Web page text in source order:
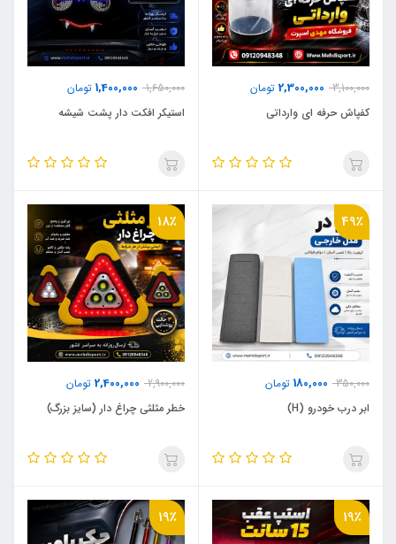
3,100,000
2,300,000 تومان
کفپاش حرفه ای وارداتی
1,650,000
1,400,000 تومان
استیکر افکت دار پشت شیشه
49٪
350,000
180,000 تومان
ابر درب خودرو (H)
18٪
2,900,000
2,400,000 تومان
خطر مثلثی چراغ دار (سایز بزرگ)
19٪ 19٪